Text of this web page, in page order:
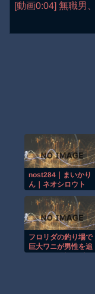
[動画0:04] 無職男
nost284｜まいかり
ん｜ネオシロウト
フロリダの釣り場で
巨大ワニが男性を追